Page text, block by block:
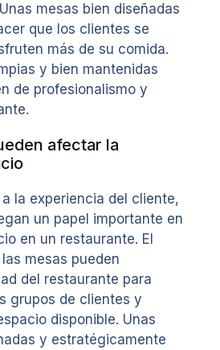
mesas bien diseñadas
que los clientes se
más de su comida.
y bien mantenidas
de profesionalismo y
afectar la
la experiencia del cliente,
un papel importante en
en un restaurante. El
mesas pueden
del restaurante para
grupos de clientes y
disponible. Unas
y estratégicamente